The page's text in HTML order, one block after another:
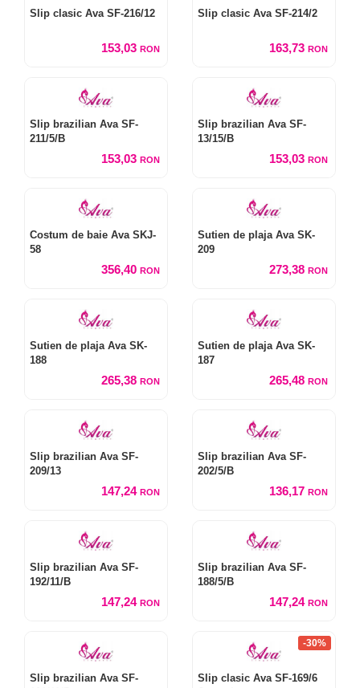
Slip clasic Ava SF-216/12
153,03 RON
Slip clasic Ava SF-214/2
163,73 RON
Slip brazilian Ava SF-
211/5/B
153,03 RON
Slip brazilian Ava SF-
13/15/B
153,03 RON
Costum de baie Ava SKJ-
58
356,40 RON
Sutien de plaja Ava SK-
209
273,38 RON
Sutien de plaja Ava SK-
188
265,38 RON
Sutien de plaja Ava SK-
187
265,48 RON
Slip brazilian Ava SF-
209/13
147,24 RON
Slip brazilian Ava SF-
202/5/B
136,17 RON
Slip brazilian Ava SF-
192/11/B
147,24 RON
Slip brazilian Ava SF-
188/5/B
147,24 RON
Slip brazilian Ava SF-
-30%
Slip clasic Ava SF-169/6